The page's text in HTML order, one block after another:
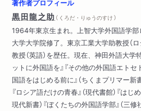
著作者プロフィール
黒田龍之助 （ くろだ・りゅうのすけ ）
1964年東京生まれ。上智大学外国語学
大学大学院修了。東京工業大学助教授（
教授（英語）を歴任。現在、神田外語大学
ットに外国語を』『その他の外国語エトセ
国語をはじめる前に』（ちくまプリマー新
『ロシア語だけの青春』（現代書館）『はじ
現代新書）『ぼくたちの外国語学部』（三修